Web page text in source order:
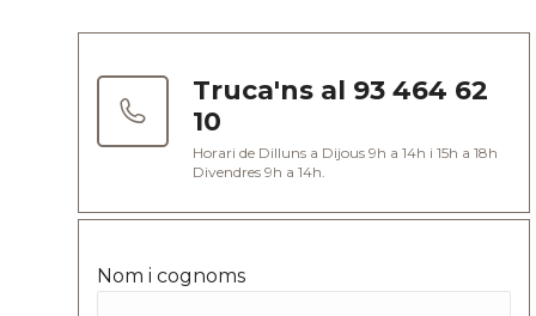
Truca'ns al 93 464 62
10
Horari de Dilluns a Dijous 9h a 14h i 15h a 18h
Divendres 9h a 14h.
Nom i cognoms